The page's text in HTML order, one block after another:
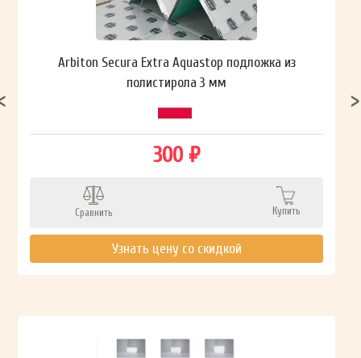
Arbiton Secura Extra Aquastop подложка из
полистирола 3 мм
300 ₽
Сравнить Купить
Узнать цену со скидкой